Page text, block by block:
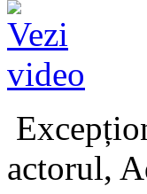
actorul,